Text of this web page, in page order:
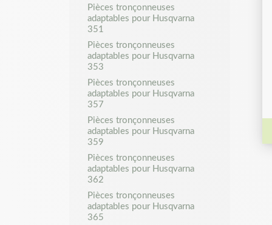
Pièces tronçonneuses
adaptables pour Husqvarna
351
Pièces tronçonneuses
adaptables pour Husqvarna
353
Pièces tronçonneuses
adaptables pour Husqvarna
357
Pièces tronçonneuses
adaptables pour Husqvarna
359
Pièces tronçonneuses
adaptables pour Husqvarna
362
Pièces tronçonneuses
adaptables pour Husqvarna
365